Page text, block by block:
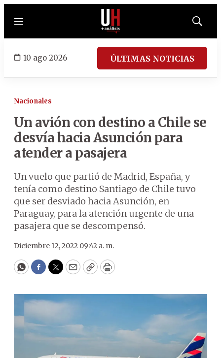
Menú
Mostrar
10 ago 2026 ÚLTIMAS NOTICIAS
Nacionales
Un avión con destino a Chile se
desvía hacia Asunción para
atender a pasajera
Un vuelo que partió de Madrid, España, y
tenía como destino Santiago de Chile tuvo
que ser desviado hacia Asunción, en
Paraguay, para la atención urgente de una
pasajera que se descompensó.
Diciembre 12, 2022 09:42 a. m.
WhatsApp
Facebook
Twitter
EmailCopyPrint